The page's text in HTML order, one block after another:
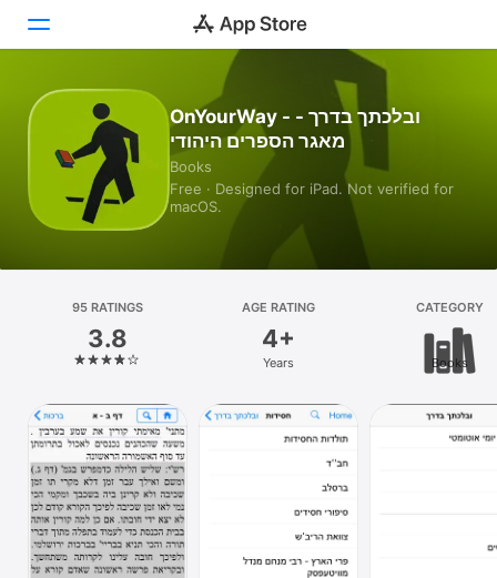
Today
Games
Apps
Platform
iPhone
iPad
Mac
Vision
Watch
TV
OnYourWay - ובלכתך בדרך -
מאגר הספרים היהודי
Books
Free · Designed for iPad. Not verified for
macOS.
95 RATINGS
3.8
AGE RATING
4+
Years
CATEGORY
Books